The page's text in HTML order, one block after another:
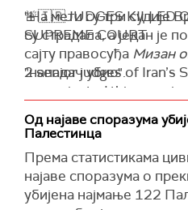
"На мети су три судије
су страдала, а један је
сајту правосуђа Мизан
"нападач убио".
Правосуђе је
као ајатолахе
Разинија.
( Times of Israel)
🚨🇮🇷JUDGES KILLED
SUPREME COURT
2 senior judges of Iran’s
assassinated this
and Hojjatoleslam
known for their…
Од најаве споразума
Палестинца
Према статистикама
најаве споразума о
убијена најмање 122